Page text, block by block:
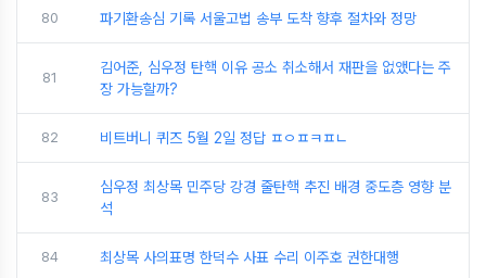
80 파기환송심 기록 서울고법 송부 도착 향후 절차와 정망
81
김어준, 심우정 탄핵 이유 공소 취소해서 재판을 없앴다는 주
장 가능할까?
82 비트버니 퀴즈 5월 2일 정답 ㅍㅇㅍㅋㅍㄴ
83
심우정 최상목 민주당 강경 줄탄핵 추진 배경 중도층 영향 분
석
84 최상목 사의표명 한덕수 사표 수리 이주호 권한대행